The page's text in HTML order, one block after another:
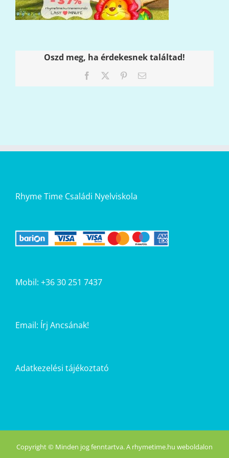
Oszd meg, ha érdekesnek találtad!
Facebook PinterestEmail:
Rhyme Time Családi Nyelviskola
Mobil: +36 30 251 7437
Email: Írj Ancsának!
Adatkezelési tájékoztató
Copyright © Minden jog fenntartva. A rhymetime.hu weboldalon